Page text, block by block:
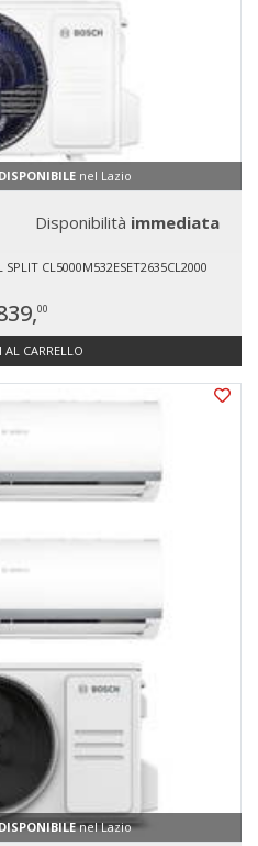
nel Lazio
Disponibilità immediata
CL5000M532ESET2635CL2000
00
CARRELLO
nel Lazio